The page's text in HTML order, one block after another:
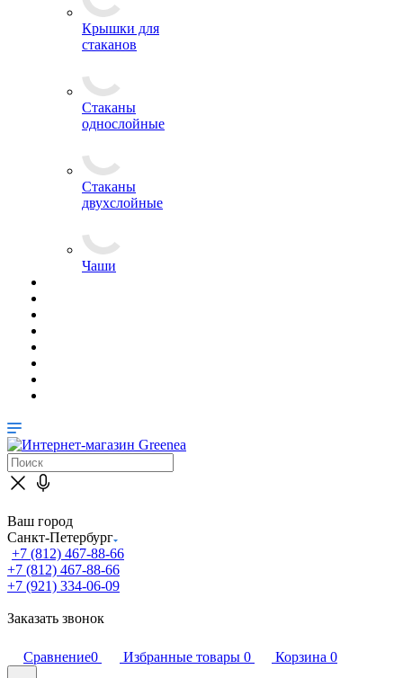
Крышки для
стаканов
Стаканы
однослойные
Стаканы
двухслойные
Чаши
Ваш город
Санкт-Петербург
+7 (812) 467-88-66
+7 (812) 467-88-66
+7 (921) 334-06-09
Заказать звонок
Сравнение0 Избранные товары 0 Корзина 0